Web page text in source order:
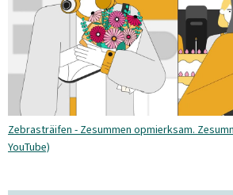
Zebrasträifen - Zesummen opmierksam.
YouTube)